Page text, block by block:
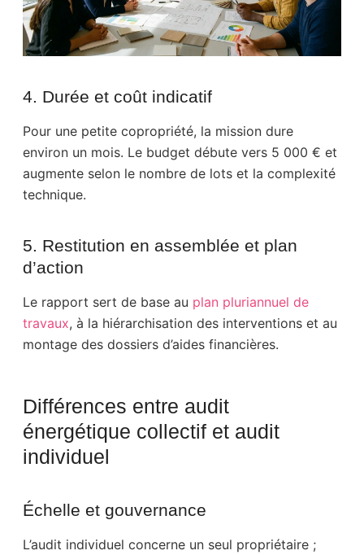
4. Durée et coût indicatif
Pour une petite copropriété, la mission dure
environ un mois. Le budget débute vers 5 000 € et
augmente selon le nombre de lots et la complexité
technique.
5. Restitution en assemblée et plan
d’action
Le rapport sert de base au plan pluriannuel de
travaux, à la hiérarchisation des interventions et au
montage des dossiers d’aides financières.
Différences entre audit
énergétique collectif et audit
individuel
Échelle et gouvernance
L’audit individuel concerne un seul propriétaire ;